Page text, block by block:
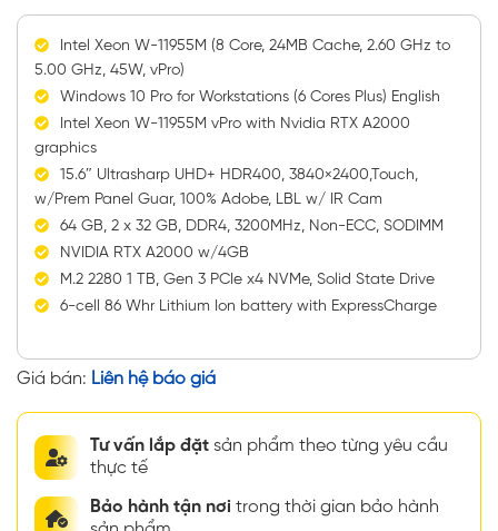
Intel Xeon W-11955M (8 Core, 24MB Cache, 2.60 GHz to
5.00 GHz, 45W, vPro)
Windows 10 Pro for Workstations (6 Cores Plus) English
Intel Xeon W-11955M vPro with Nvidia RTX A2000
graphics
15.6″ Ultrasharp UHD+ HDR400, 3840×2400,Touch,
w/Prem Panel Guar, 100% Adobe, LBL w/ IR Cam
64 GB, 2 x 32 GB, DDR4, 3200MHz, Non-ECC, SODIMM
NVIDIA RTX A2000 w/4GB
M.2 2280 1 TB, Gen 3 PCIe x4 NVMe, Solid State Drive
6-cell 86 Whr Lithium Ion battery with ExpressCharge
Giá bán: Liên hệ báo giá
Tư vấn lắp đặt sản phẩm theo từng yêu cầu
thực tế
Bảo hành tận nơi trong thời gian bảo hành